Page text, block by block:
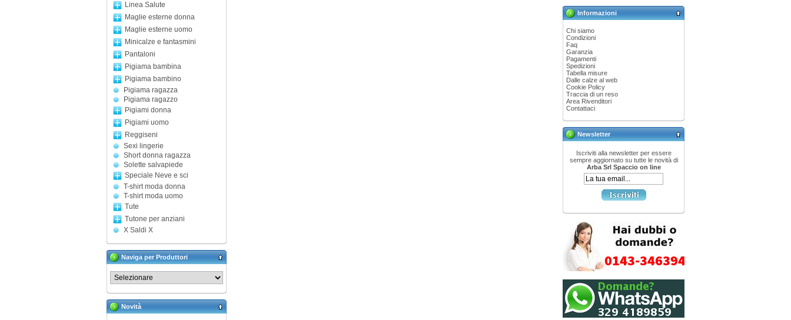
Linea Salute
Maglie esterne donna
Maglie esterne uomo
Minicalze e fantasmini
Pantaloni
Pigiama bambina
Pigiama bambino
Pigiama ragazza
Pigiama ragazzo
Pigiami donna
Pigiami uomo
Reggiseni
Sexi lingerie
Short donna ragazza
Solette salvapiede
Speciale Neve e sci
T-shirt moda donna
T-shirt moda uomo
Tute
Tutone per anziani
X Saldi X
Naviga per Produttori
Novità
Informazioni
Chi siamo
Condizioni
Faq
Garanzia
Pagamenti
Spedizioni
Tabella misure
Dalle calze al web
Cookie Policy
Traccia di un reso
Area Rivenditori
Contattaci
Newsletter
Iscriviti alla newsletter per essere
sempre aggiornato su tutte le novità di
Arba Srl Spaccio on line